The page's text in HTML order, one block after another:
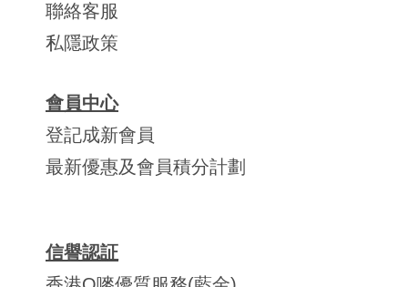
聯絡客服
私隱政策
會員中心
登記成新會員
最新優惠及會員積分計劃
信譽認証